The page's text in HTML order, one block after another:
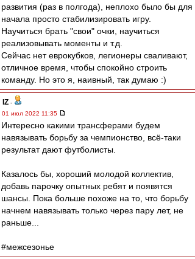
развития (раз в полгода), неплохо было бы для
начала просто стабилизировать игру.
Научиться брать "свои" очки, научиться
реализовывать моменты и т.д.
Сейчас нет еврокубков, легионеры сваливают,
отличное время, чтобы спокойно строить
команду. Но это я, наивный, так думаю :)
IZ -
01 июл 2022 11:35
Интересно какими трансферами будем
навязывать борьбу за чемпионство, всё-таки
результат дают футболисты.
Казалось бы, хороший молодой коллектив,
добавь парочку опытных ребят и появятся
шансы. Пока больше похоже на то, что борьбу
начнем навязывать только через пару лет, не
раньше...
#межсезонье